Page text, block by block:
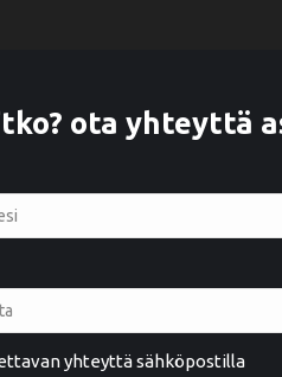
ota yhteyttä
yhteyttä sähköpostilla
ago
Hyvä työnlaatu